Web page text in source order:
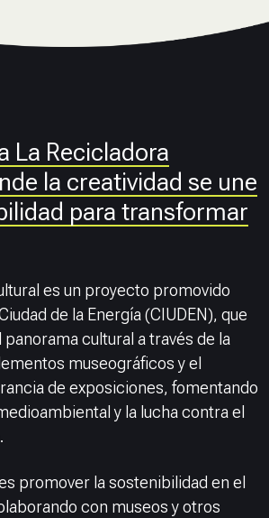
La Recicladora
la creatividad se une
para transformar
es un proyecto promovido
de la Energía (CIUDEN), que
cultural a través de la
museográficos y el
de exposiciones, fomentando
y la lucha contra el
promover la sostenibilidad en el
con museos y otros